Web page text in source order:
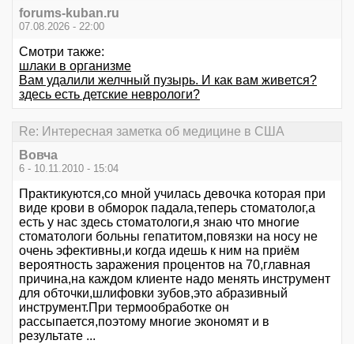
forums-kuban.ru
07.08.2026 - 22:00
Смотри также:
шлаки в организме
Вам удалили желчный пузырь. И как вам живется?
здесь есть детские неврологи?
Re: Интересная заметка об медицине в США
Вовча
6 - 10.11.2010 - 15:04
Практикуются,со мной училась девочка которая при
виде крови в обморок падала,теперь стоматолог,а
есть у нас здесь стоматологи,я знаю что многие
стоматологи больны гепатитом,повязки на носу не
очень эфективны,и когда идешь к ним на приём
вероятность заражения процентов на 70,главная
причина,на каждом клиенте надо менять инструмент
для обточки,шлифовки зубов,это абразивный
инструмент.При термообработке он
рассыпается,поэтому многие экономят и в
результате ...